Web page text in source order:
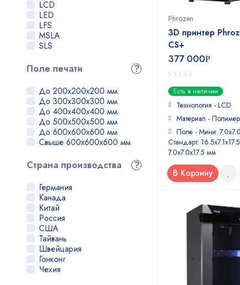
FLSUN
HardLight
UniFormation
LCD
LED
LFS
MSLA
SLS
Поле печати ?
До 200x200x200 мм
До 300x300x300 мм
До 400x400x400 мм
До 500x500x500 мм
До 600x600x600 мм
Свыше 600x600x600 мм
Страна производства ?
Германия
Канада
Китай
Россия
США
Тайвань
Швейцария
Гонконг
Чехия
Phrozen
3D принтер
CS+
377 000Р
0
out
of
Есть в наличии
Технология - LCD
Материал - Полимер
Поле - Мини:
Стандарт:
7.0x7.0x17.5 мм
В Корзину